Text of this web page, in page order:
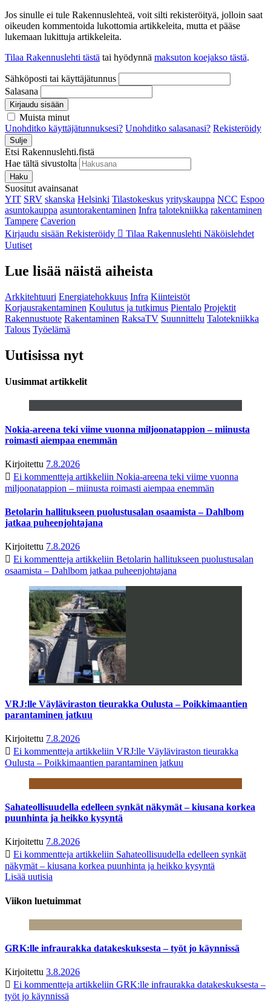
Jos sinulle ei tule Rakennuslehteä, voit silti rekisteröityä, jolloin saat
oikeuden kommentoida lukottomia artikkeleita, mutta et pääse
lukemaan lukittuja artikkeleita.
Tilaa Rakennuslehti tästä tai hyödynnä maksuton koejakso tästä.
Sähköposti tai käyttäjätunnus
Salasana
Kirjaudu sisään
Muista minut
Unohditko käyttäjätunnuksesi? Unohditko salasanasi? Rekisteröidy
Sulje
Etsi Rakennuslehti.fistä
Hae tältä sivustolta
Haku
Suositut avainsanat
YIT SRV skanska Helsinki Tilastokeskus yrityskauppa NCC Espoo
asuntokauppa asuntorakentaminen Infra talotekniikka rakentaminen
Tampere Caverion
Kirjaudu sisään Rekisteröidy Tilaa Rakennuslehti Näköislehdet
Uutiset
Lue lisää näistä aiheista
Arkkitehtuuri Energiatehokkuus Infra Kiinteistöt
Korjausrakentaminen Koulutus ja tutkimus Pientalo Projektit
Rakennustuote Rakentaminen RaksaTV Suunnittelu Talotekniikka
Talous Työelämä
Uutisissa nyt
Uusimmat artikkelit
Nokia-areena teki viime vuonna miljoonatappion – miinusta
roimasti aiempaa enemmän
Kirjoitettu 7.8.2026
Ei kommentteja artikkeliin Nokia-areena teki viime vuonna
miljoonatappion – miinusta roimasti aiempaa enemmän
Betolarin hallitukseen puolustusalan osaamista – Dahlbom
jatkaa puheenjohtajana
Kirjoitettu 7.8.2026
Ei kommentteja artikkeliin Betolarin hallitukseen puolustusalan
osaamista – Dahlbom jatkaa puheenjohtajana
VRJ:lle Väyläviraston tieurakka Oulusta – Poikkimaantien
parantaminen jatkuu
Kirjoitettu 7.8.2026
Ei kommentteja artikkeliin VRJ:lle Väyläviraston tieurakka
Oulusta – Poikkimaantien parantaminen jatkuu
Sahateollisuudella edelleen synkät näkymät – kiusana korkea
puunhinta ja heikko kysyntä
Kirjoitettu 7.8.2026
Ei kommentteja artikkeliin Sahateollisuudella edelleen synkät
näkymät – kiusana korkea puunhinta ja heikko kysyntä
Lisää uutisia
Viikon luetuimmat
GRK:lle infraurakka datakeskuksesta – työt jo käynnissä
Kirjoitettu 3.8.2026
Ei kommentteja artikkeliin GRK:lle infraurakka datakeskuksesta –
työt jo käynnissä